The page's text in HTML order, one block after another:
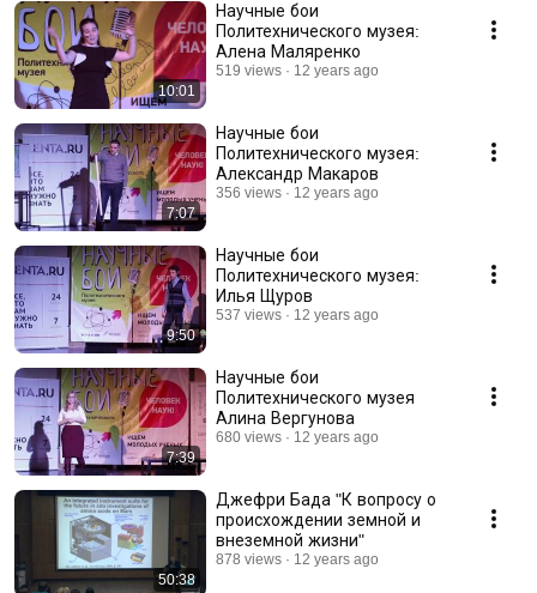
10:01
Научные бои
Политехнического музея:
Алена Маляренко
519 views 12 years ago
7:07
Научные бои
Политехнического музея:
Александр Макаров
356 views 12 years ago
9:50
Научные бои
Политехнического музея:
Илья Щуров
537 views 12 years ago
7:39
Научные бои
Политехнического музея
Алина Вергунова
680 views 12 years ago
50:38
Джефри Бада "К вопросу о
происхождении земной и
внеземной жизни"
878 views 12 years ago